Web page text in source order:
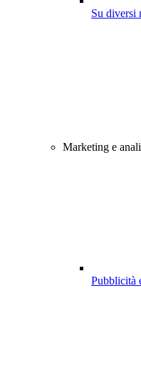
Su diversi
Marketing e
Pubblicità